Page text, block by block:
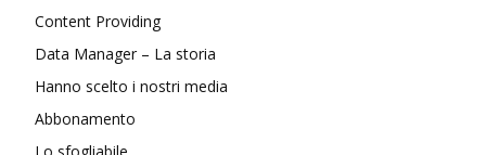
Content Providing
Data Manager – La storia
Hanno scelto i nostri media
Abbonamento